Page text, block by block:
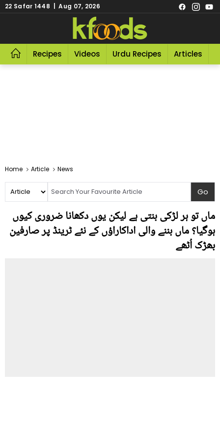
22 Safar 1448 | Aug 07, 2026
Recipes Videos Urdu Recipes Articles
Home Article News
ماں تو ہر لڑکی بنتی ہے لیکن یوں دکھانا ضروری کیوں
ہوگیا؟ ماں بننے والی اداکاراؤں کے نئے ٹرینڈ پر صارفین
بھڑک اُٹھے